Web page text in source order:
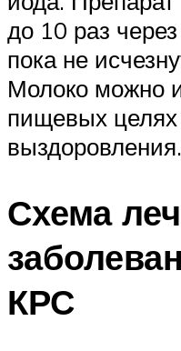
до 10 раз
пока не
Молоко можно
пищевых целях
выздоровления.
Схема
КРС